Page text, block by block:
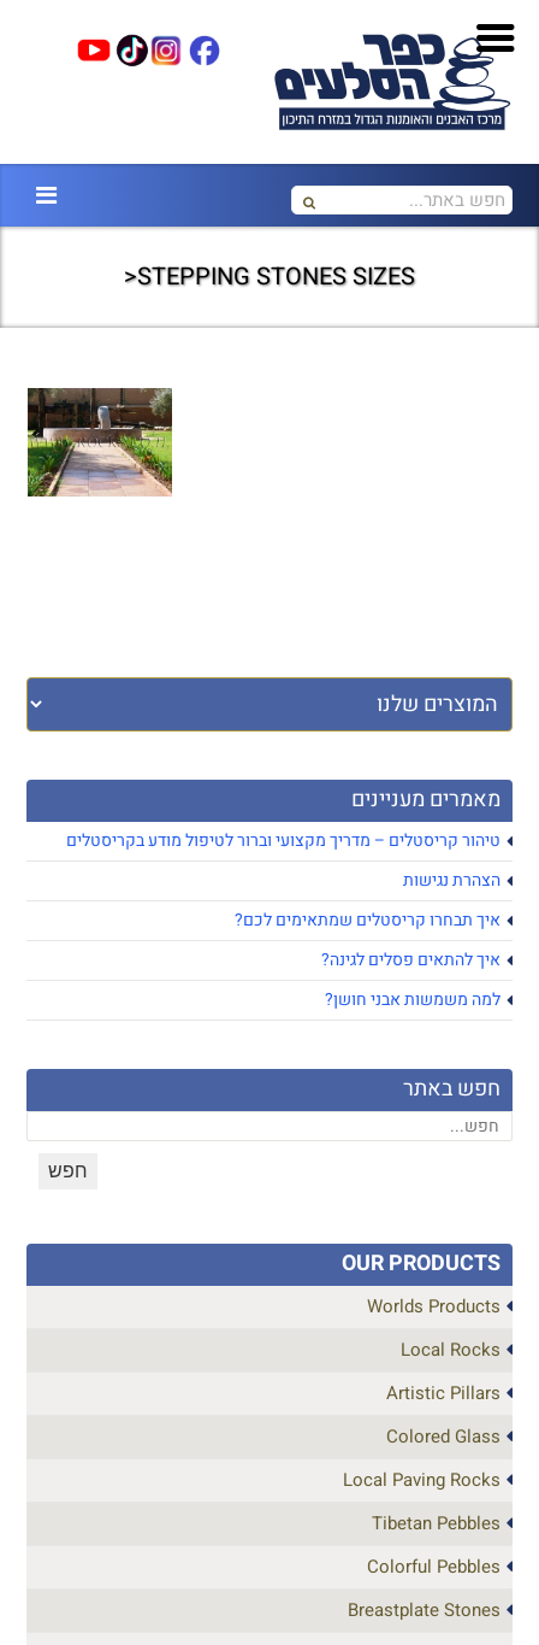
STEPPING STONES SIZES<
מאמרים מעניינים
טיהור קריסטלים – מדריך מקצועי וברור לטיפול מודע בקריסטלים
הצהרת נגישות
איך תבחרו קריסטלים שמתאימים לכם?
איך להתאים פסלים לגינה?
למה משמשות אבני חושן?
חפש באתר
OUR PRODUCTS
Worlds Products
Local Rocks
Artistic Pillars
Colored Glass
Local Paving Rocks
Tibetan Pebbles
Colorful Pebbles
Breastplate Stones